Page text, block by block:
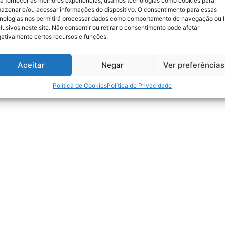
e/ou acessar informações do dispositivo. O consentimento para essas
nos permitirá processar dados como comportamento de navegação ou
neste site. Não consentir ou retirar o consentimento pode afetar
certos recursos e funções.
Aceitar Negar Ver preferências
Política de CookiesPolítica de Privacidade